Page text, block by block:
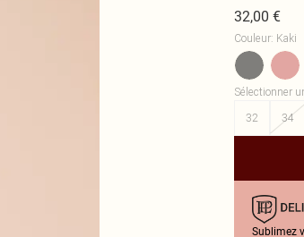
32,00 €
Couleur: Kaki
Sélectionner
32
34
Sublimez